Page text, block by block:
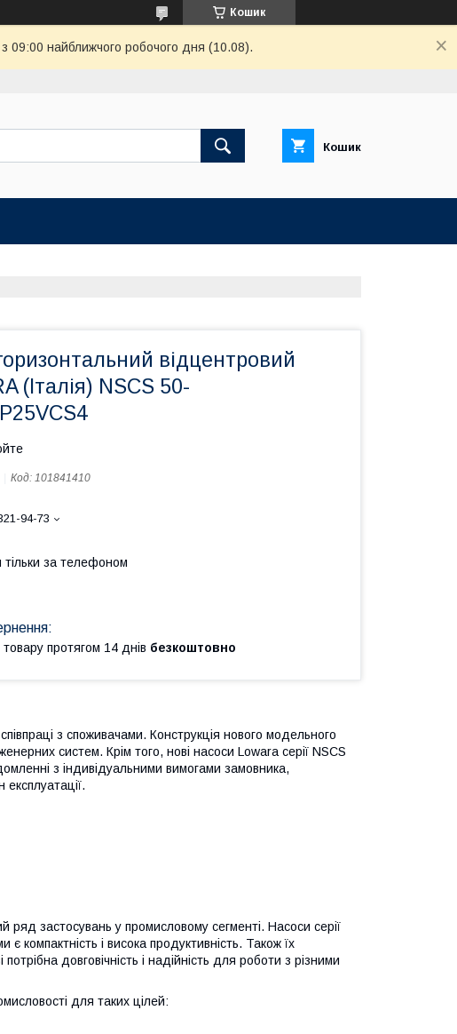
Кошик
09:00 найближчого робочого дня (10.08).
Кошик
відцентровий
(Італія) NSCS 50-
Код: 101841410
94-73
за телефоном
протягом 14 днів безкоштовно
з споживачами. Конструкція нового модельного
систем. Крім того, нові насоси Lowara серії NSCS
з індивідуальними вимогами замовника,
експлуатації.
застосувань у промисловому сегменті. Насоси серії
і висока продуктивність. Також їх
довговічність і надійність для роботи з різними
для таких цілей: